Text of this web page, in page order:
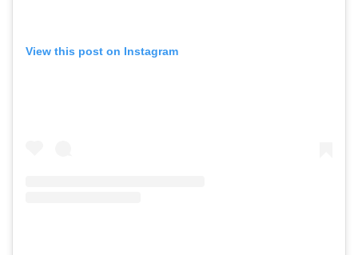
View this post on Instagram